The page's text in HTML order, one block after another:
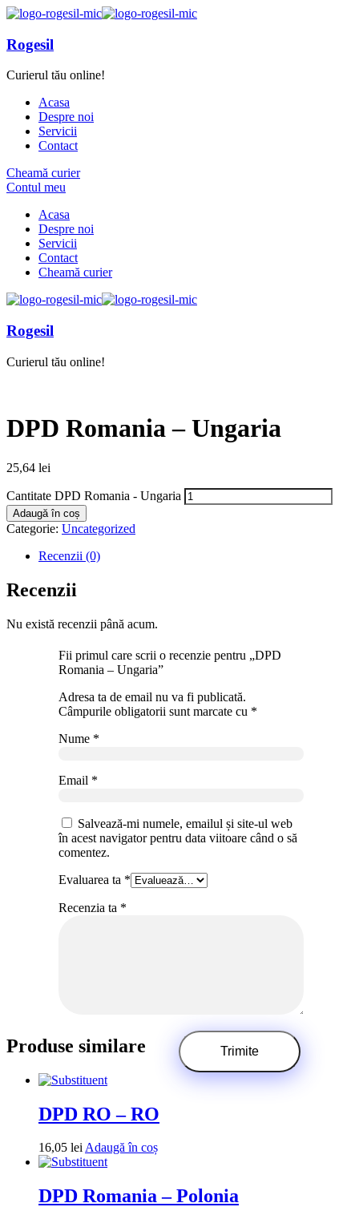
Rogesil
Curierul tău online!
Acasa
Despre noi
Servicii
Contact
Cheamă curier
Contul meu
Acasa
Despre noi
Servicii
Contact
Cheamă curier
Rogesil
Curierul tău online!
DPD Romania – Ungaria
25,64 lei
Cantitate DPD Romania - Ungaria
Adaugă în coș
Categorie: Uncategorized
Recenzii (0)
Recenzii
Nu există recenzii până acum.
Fii primul care scrii o recenzie pentru „DPD
Romania – Ungaria”
Adresa ta de email nu va fi publicată.
Câmpurile obligatorii sunt marcate cu *
Nume *
Email *
Salvează-mi numele, emailul și site-ul web
în acest navigator pentru data viitoare când o să
comentez.
Evaluarea ta *
Recenzia ta *
Produse similare
DPD RO – RO
16,05 leiAdaugă în coș
DPD Romania – Polonia